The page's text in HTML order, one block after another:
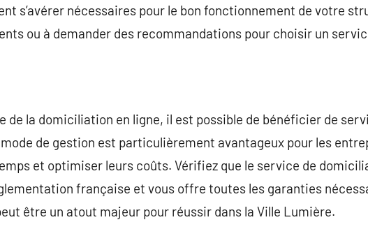
s’avérer nécessaires pour le bon fonctionnement de votre
ou à demander des recommandations pour choisir un
de la domiciliation en ligne, il est possible de bénéficier de
de gestion est particulièrement avantageux pour les
et optimiser leurs coûts. Vérifiez que le service de
française et vous offre toutes les garanties
être un atout majeur pour réussir dans la Ville Lumière.